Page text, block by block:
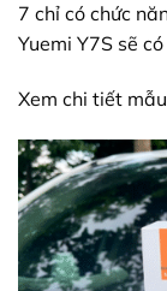
7 chỉ có chức
Yuemi Y7S sẽ
Xem chi tiết